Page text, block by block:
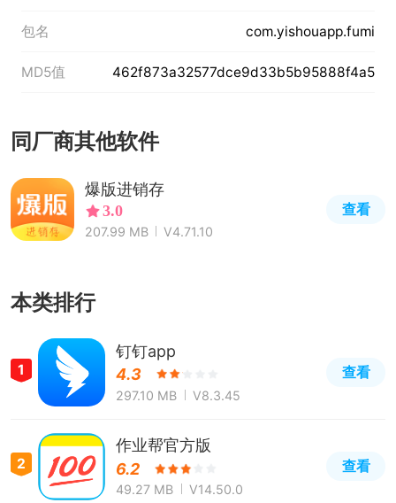
包名 com.yishouapp.fumi
MD5值 462f873a32577dce9d33b5b95888f4a5
同厂商其他软件
爆版进销存
3.0
207.99 MB V4.71.10
查看
本类排行
1
钉钉app
4.3
297.10 MB V8.3.45
查看
2
作业帮官方版
6.2
49.27 MB V14.50.0
查看